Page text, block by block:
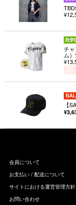
チ
ム
【
会員について
お支払い / 配送について
サイトにおける運営管理方針
お問い合わせ